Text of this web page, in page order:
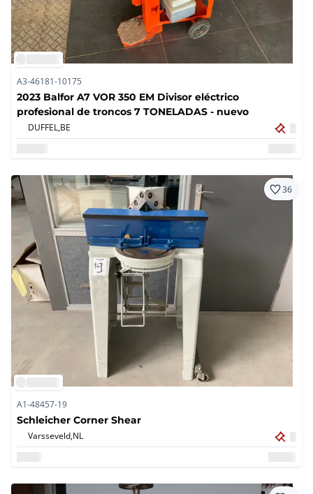
A3-46181-10175
2023 Balfor A7 VOR 350 EM Divisor eléctrico
profesional de troncos 7 TONELADAS - nuevo
DUFFEL,BE
36
A1-48457-19
Schleicher Corner Shear
Varsseveld,NL